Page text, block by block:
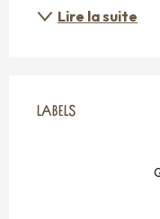
Lire la suite
LABELS
LABELS